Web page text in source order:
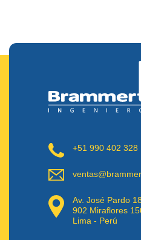
+51 990 402 328
Av. José Pardo
902 Miraflores
Lima - Perú